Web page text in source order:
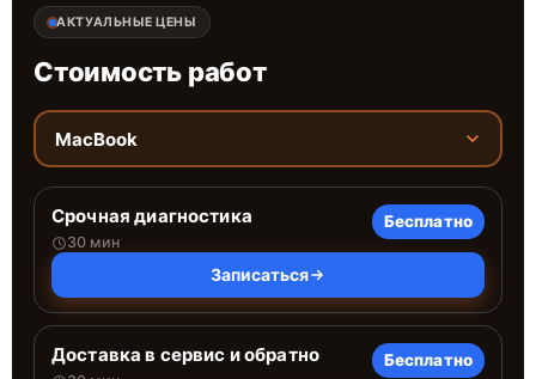
АКТУАЛЬНЫЕ ЦЕНЫ
Стоимость работ
MacBook
Срочная диагностика
30 мин
Бесплатно
Записаться
Доставка в сервис и обратно Бесплатно